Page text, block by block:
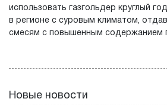
использовать газгольдер круглый
в регионе с суровым климатом,
смесям с повышенным содержанием
Новые новости